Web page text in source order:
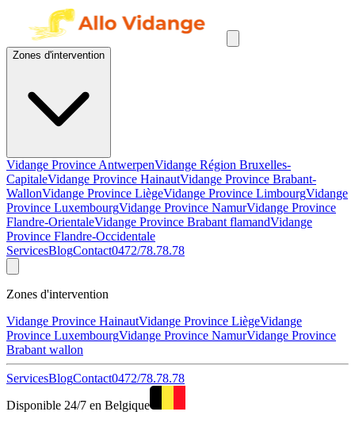
Zones d'intervention
Vidange Province AntwerpenVidange Région Bruxelles-
CapitaleVidange Province HainautVidange Province Brabant-
WallonVidange Province LiègeVidange Province LimbourgVidange
Province LuxembourgVidange Province NamurVidange Province
Flandre-OrientaleVidange Province Brabant flamandVidange
Province Flandre-Occidentale
ServicesBlogContact0472/78.78.78
Zones d'intervention
Vidange Province HainautVidange Province LiègeVidange
Province LuxembourgVidange Province NamurVidange Province
Brabant wallon
ServicesBlogContact0472/78.78.78
Disponible 24/7 en Belgique